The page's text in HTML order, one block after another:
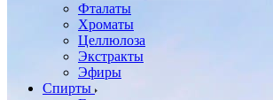
Фталаты
Хроматы
Целлюлоза
Экстракты
Эфиры
Спирты